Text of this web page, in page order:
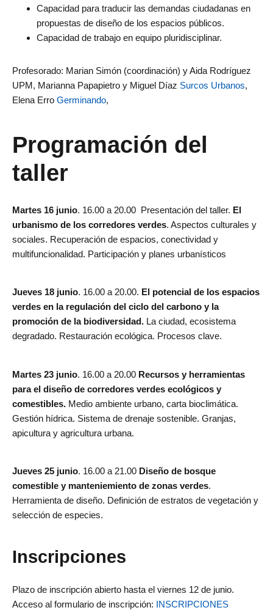
Capacidad para traducir las demandas ciudadanas en
propuestas de diseño de los espacios públicos.
Capacidad de trabajo en equipo pluridisciplinar.
Profesorado: Marian Simón (coordinación) y Aida Rodríguez
UPM, Marianna Papapietro y Miguel Díaz Surcos Urbanos,
Elena Erro Germinando,
Programación del
taller
Martes 16 junio. 16.00 a 20.00 Presentación del taller. El
urbanismo de los corredores verdes. Aspectos culturales y
sociales. Recuperación de espacios, conectividad y
multifuncionalidad. Participación y planes urbanísticos
Jueves 18 junio. 16.00 a 20.00. El potencial de los espacios
verdes en la regulación del ciclo del carbono y la
promoción de la biodiversidad. La ciudad, ecosistema
degradado. Restauración ecológica. Procesos clave.
Martes 23 junio. 16.00 a 20.00 Recursos y herramientas
para el diseño de corredores verdes ecológicos y
comestibles. Medio ambiente urbano, carta bioclimática.
Gestión hídrica. Sistema de drenaje sostenible. Granjas,
apicultura y agricultura urbana.
Jueves 25 junio. 16.00 a 21.00 Diseño de bosque
comestible y manteniemiento de zonas verdes.
Herramienta de diseño. Definición de estratos de vegetación y
selección de especies.
Inscripciones
Plazo de inscripción abierto hasta el viernes 12 de junio.
Acceso al formulario de inscripción: INSCRIPCIONES